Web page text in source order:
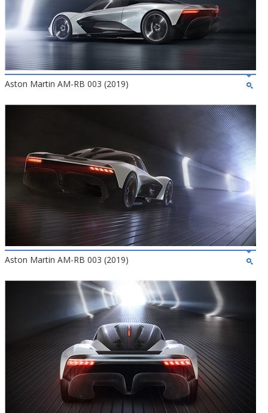
Aston Martin AM-RB 003 (2019)
Aston Martin AM-RB 003 (2019)